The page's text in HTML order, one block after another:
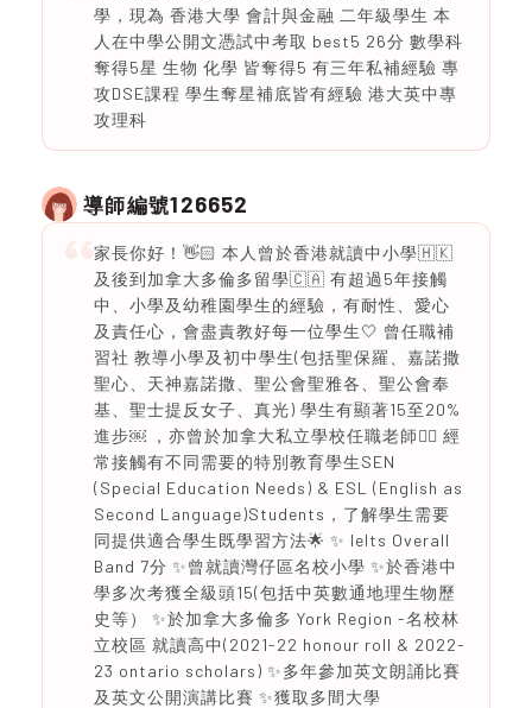
學，現為 香港大學 會計與金融 二年級學生 本
人在中學公開文憑試中考取 best5 26分 數學科
奪得5星 生物 化學 皆奪得5 有三年私補經驗 專
攻DSE課程 學生奪星補底皆有經驗 港大英中專
攻理科
導師編號126652
家長你好！👋🏻 本人曾於香港就讀中小學🇭🇰
及後到加拿大多倫多留學🇨🇦 有超過5年接觸
中、小學及幼稚園學生的經驗，有耐性、愛心
及責任心，會盡責教好每一位學生🤍 曾任職補
習社 教導小學及初中學生(包括聖保羅、嘉諾撒
聖心、天神嘉諾撒、聖公會聖雅各、聖公會奉
基、聖士提反女子、真光) 學生有顯著15至20%
進步￼ ，亦曾於加拿大私立學校任職老師👍🏿 經
常接觸有不同需要的特別教育學生SEN
(Special Education Needs) & ESL (English as
Second Language)Students，了解學生需要
同提供適合學生既學習方法🌟 ✨ Ielts Overall
Band 7分 ✨曾就讀灣仔區名校小學 ✨於香港中
學多次考獲全級頭15(包括中英數通地理生物歷
史等） ✨於加拿大多倫多 York Region -名校林
立校區 就讀高中(2021-22 honour roll & 2022-
23 ontario scholars) ✨多年參加英文朗誦比賽
及英文公開演講比賽 ✨獲取多間大學